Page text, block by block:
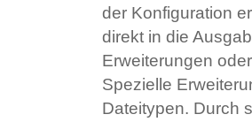
der Konfiguration
direkt in die
Erweiterungen
Spezielle
Dateitypen. Durch